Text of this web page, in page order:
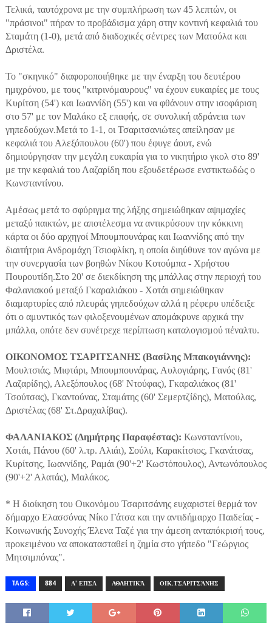
Τελικά, ταυτόχρονα με την συμπλήρωση των 45 λεπτών, οι
"πράσινοι" πήραν το προβάδισμα χάρη στην κοντινή κεφαλιά του
Σταμάτη (1-0), μετά από διαδοχικές σέντρες των Ματούλα και
Δριστέλα.
Το "σκηνικό" διαφοροποιήθηκε με την έναρξη του δευτέρου
ημιχρόνου, με τους "κιτρινόμαυρους" να έχουν ευκαιρίες με τους
Κυρίτση (54') και Ιωαννίδη (55') και να φθάνουν στην ισοφάριση
στο 57' με τον Μαλάκο εξ επαφής, σε συνολική αδράνεια των
γηπεδούχων.Μετά το 1-1, οι Τσαριτσανιώτες απείλησαν με
κεφαλιά του Αλεξόπουλου (60') που έφυγε άουτ, ενώ
δημιούργησαν την μεγάλη ευκαιρία για το νικητήριο γκολ στο 89'
με την κεφαλιά του Λαζαρίδη που εξουδετέρωσε ενστικτωδώς ο
Κωνσταντίνου.
Αμέσως μετά το σφύριγμα της λήξης σημειώθηκαν αψιμαχίες
μεταξύ παικτών, με αποτέλεσμα να αντικρύσουν την κόκκινη
κάρτα οι δύο αρχηγοί Μπουμπουνάρας και Ιωαννίδης από την
διαιτήτρια Ανδρομάχη Τσιοφλίκη, η οποία διηύθυνε τον αγώνα με
την συνεργασία των βοηθών Νίκου Κοτούμπα - Χρήστου
Πουρουτίδη.Στο 20' σε διεκδίκηση της μπάλλας στην περιοχή του
Φαλανιακού μεταξύ Γκαραλιάκου - Χοτάι σημειώθηκαν
διαμαρτυρίες από πλευράς γηπεδούχων αλλά η ρέφερυ υπέδειξε
ότι ο αμυντικός των φιλοξενουμένων απομάκρυνε αρχικά την
μπάλλα, οπότε δεν συνέτρεχε περίπτωση καταλογισμού πέναλτυ.
ΟΙΚΟΝΟΜΟΣ ΤΣΑΡΙΤΣΑΝΗΣ (Βασίλης Μπακογιάννης):
Μουλτσιάς, Μιφτάρι, Μπουμπουνάρας, Αυλογιάρης, Γανός (81'
Λαζαρίδης), Αλεξόπουλος (68' Ντούφας), Γκαραλιάκος (81'
Τσούτσας), Γκαντούνας, Σταμάτης (60' Σεμερτζίδης), Ματούλας,
Δριστέλας (68' Στ.Δραχαλίβας).
ΦΑΛΑΝΙΑΚΟΣ (Δημήτρης Παραφέστας): Κωνσταντίνου,
Χοτάι, Πάνου (60' λ.τρ. Αλιάι), Σούλι, Καρακίτσιος, Γκανάτσας,
Κυρίτσης, Ιωαννίδης, Ραμάι (90'+2' Κωστόπουλος), Αντωνόπουλος
(90'+2' Αλατάς), Μαλάκος.
* Η διοίκηση του Οικονόμου Τσαριτσάνης ευχαριστεί θερμά τον
δήμαρχο Ελασσόνας Νίκο Γάτσα και την αντιδήμαρχο Παιδείας -
Κοινωνικής Συνοχής Έλενα Ταζέ για την άμεση ανταπόκρισή τους,
προκειμένου να αποκατασταθεί η ζημία στο γήπεδο "Γεώργιος
Μητσιμπόνας".
TAGS: 884 Α' ΕΠΣΛ ΑΘΛΗΤΙΚΆ ΟΙΚ.ΤΣΑΡΙΤΣΆΝΗΣ